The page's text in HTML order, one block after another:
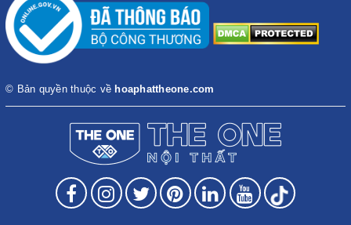
© Bản quyền thuộc về hoaphattheone.com